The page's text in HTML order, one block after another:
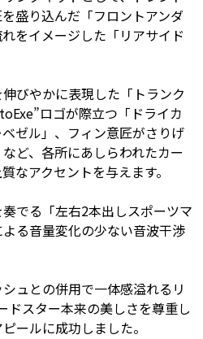
盛り込んだ「フロントアンダ
をイメージした「リアサイド
びやかに表現した「トランク
ロゴが際立つ「ドライカ
ゼル」、フィン意匠がさりげ
ど、各所にあしらわれたカー
なアクセントを与えます。
でる「左右2本出しスポーツマ
る音量変化の少ない音波干渉
ュとの併用で一体感溢れるリ
ドスター本来の美しさを尊重し
ールに成功しました。